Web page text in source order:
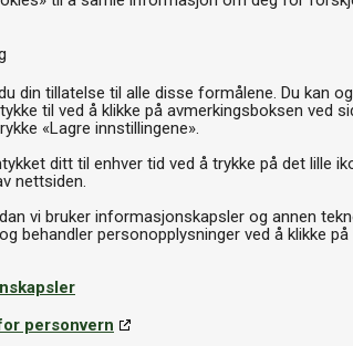
din tillatelse til alle disse formålene. Du kan
til ved å klikke på avmerkingsboksen ved
«Lagre innstillingene».
ditt til enhver tid ved å trykke på det lille
nettsiden.
vi bruker informasjonskapsler og annen
behandler personopplysninger ved å klikke på
personvern